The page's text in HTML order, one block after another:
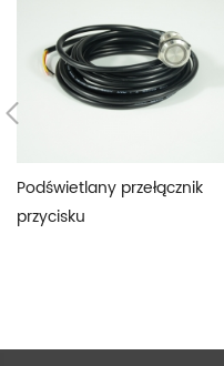
Podświetlany przełącznik
przycisku